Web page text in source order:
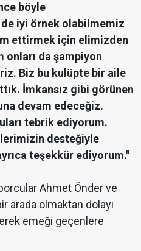
böyle
iyi örnek olabilmemiz
ettirmek için elimizden
onları da şampiyon
Biz bu kulüpte bir aile
İmkansız gibi görünen
devam edeceğiz.
tebrik ediyorum.
desteğiyle
teşekkür ediyorum."
Ahmet Önder ve
arada olmaktan dolayı
emeği geçenlere